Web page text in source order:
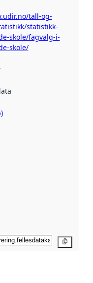
tall-og-
statistikk-
skole/fagvalg-i-
skole/